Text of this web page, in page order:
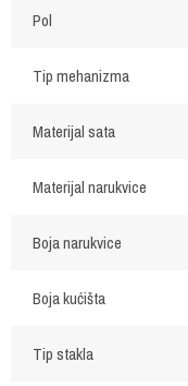
Pol
Tip mehanizma
Materijal sata
Materijal narukvice
Boja narukvice
Boja kućišta
Tip stakla